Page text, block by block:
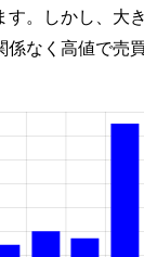
す。しかし、大
なく高値で売